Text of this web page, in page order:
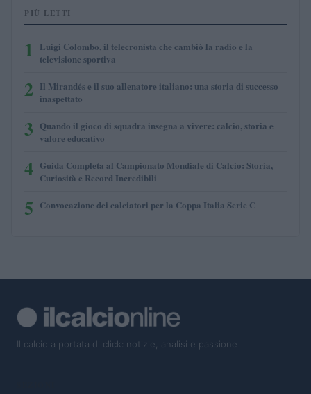
PIÙ LETTI
1
Luigi Colombo, il telecronista che cambiò la radio e la
televisione sportiva
2 Il Mirandés e il suo allenatore italiano: una storia di successo
inaspettato
3 Quando il gioco di squadra insegna a vivere: calcio, storia e
valore educativo
4 Guida Completa al Campionato Mondiale di Calcio: Storia,
Curiosità e Record Incredibili
5 Convocazione dei calciatori per la Coppa Italia Serie C
Il calcio a portata di click: notizie, analisi e passione